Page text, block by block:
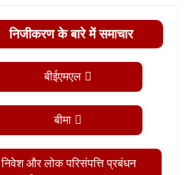
निजीकरण के बारे में समाचार
बीईएमएल
बीमा
निवेश और लोक परिसंपत्ति प्रबंधन